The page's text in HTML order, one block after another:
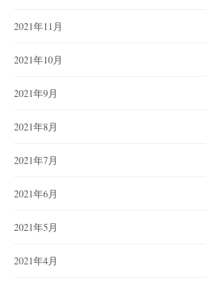
2021年11月
2021年10月
2021年9月
2021年8月
2021年7月
2021年6月
2021年5月
2021年4月